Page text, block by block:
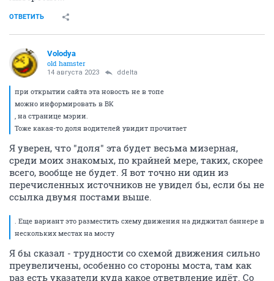
ОТВЕТИТЬ
Volodya
old hamster
14 августа 2023 ddelta
при открытии сайта эта новость не в топе
можно информировать в ВК
, на странице мэрии.
Тоже какая-то доля водителей увидит прочитает
Я уверен, что "доля" эта будет весьма мизерная,
среди моих знакомых, по крайней мере, таких, скорее
всего, вообще не будет. Я вот точно ни один из
перечисленных источников не увидел бы, если бы не
ссылка двумя постами выше.
. Еще вариант это разместить схему движения на диджитал баннере в
нескольких местах на мосту
Я бы сказал - трудности со схемой движения сильно
преувеличены, особенно со стороны моста, там как
раз есть указатели куда какое ответвление идёт. Со